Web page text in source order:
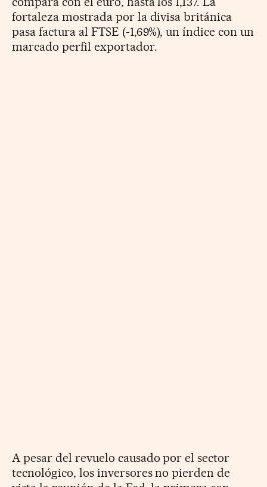
fortaleza mostrada por la divisa británica
pasa factura al FTSE (-1,69%), un índice con un
marcado perfil exportador.
A pesar del revuelo causado por el sector
tecnológico, los inversores no pierden de